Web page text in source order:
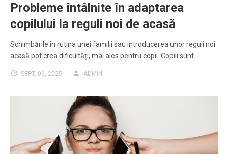
Probleme întâlnite în adaptarea
copilului la reguli noi de acasă
Schimbările în rutina unei familii sau introducerea unor reguli noi
acasă pot crea dificultăți, mai ales pentru copii. Copiii sunt…
SEPT. 06, 2025 ADMIN